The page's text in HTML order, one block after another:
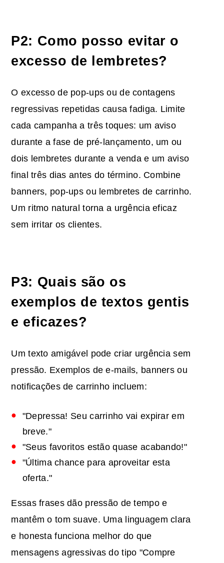
P2: Como posso evitar o
excesso de lembretes?
O excesso de pop-ups ou de contagens
regressivas repetidas causa fadiga. Limite
cada campanha a três toques: um aviso
durante a fase de pré-lançamento, um ou
dois lembretes durante a venda e um aviso
final três dias antes do término. Combine
banners, pop-ups ou lembretes de carrinho.
Um ritmo natural torna a urgência eficaz
sem irritar os clientes.
P3: Quais são os
exemplos de textos gentis
e eficazes?
Um texto amigável pode criar urgência sem
pressão. Exemplos de e-mails, banners ou
notificações de carrinho incluem:
"Depressa! Seu carrinho vai expirar em
breve."
"Seus favoritos estão quase acabando!"
"Última chance para aproveitar esta
oferta."
Essas frases dão pressão de tempo e
mantêm o tom suave. Uma linguagem clara
e honesta funciona melhor do que
mensagens agressivas do tipo "Compre